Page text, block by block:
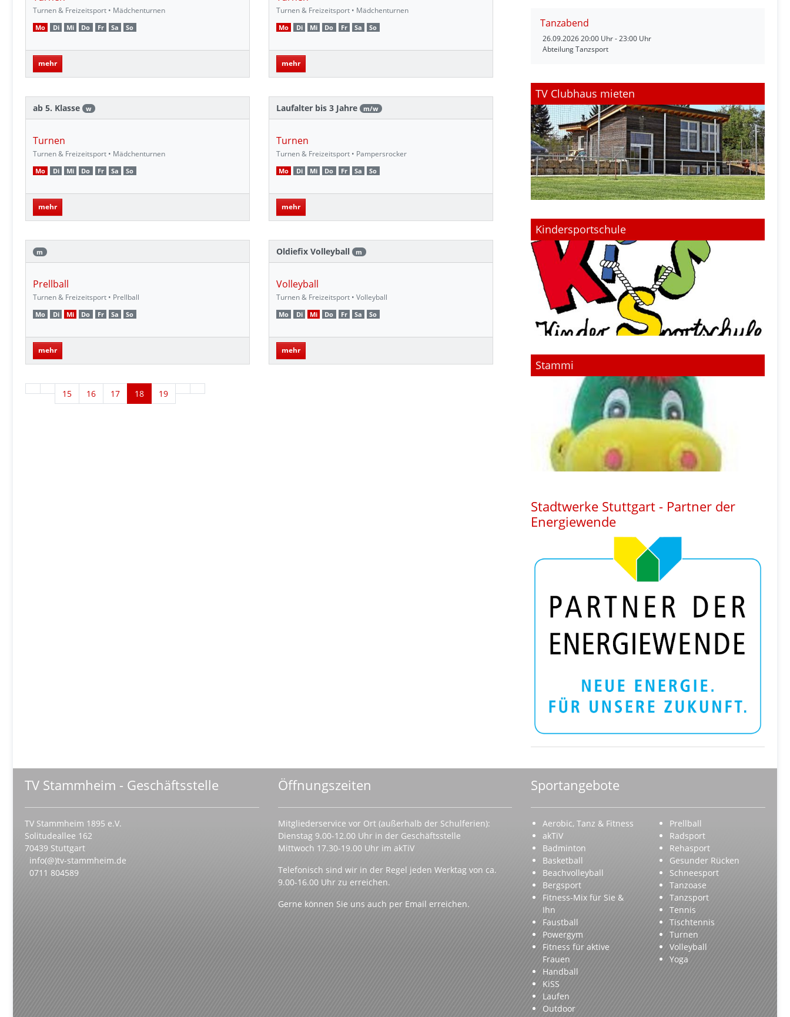
Turnen & Freizeitsport • Mädchenturnen
Mo Di Mi Do Fr Sa So
mehr
Turnen & Freizeitsport • Mädchenturnen
Mo Di Mi Do Fr Sa So
mehr
ab 5. Klasse w
Turnen
Turnen & Freizeitsport • Mädchenturnen
Mo Di Mi Do Fr Sa So
mehr
Laufalter bis 3 Jahre m/w
Turnen
Turnen & Freizeitsport • Pampersrocker
Mo Di Mi Do Fr Sa So
mehr
m
Prellball
Turnen & Freizeitsport • Prellball
Mo Di Mi Do Fr Sa So
mehr
Oldiefix Volleyball m
Volleyball
Turnen & Freizeitsport • Volleyball
Mo Di Mi Do Fr Sa So
mehr
15 16 17 18 19
Tanzabend
26.09.202620:00 Uhr - 23:00 Uhr
Abteilung Tanzsport
TV Clubhaus mieten
Kindersportschule
Stammi
Stadtwerke Stuttgart - Partner der
Energiewende
TV Stammheim - Geschäftsstelle
TV Stammheim 1895 e.V.
Solitudeallee 162
70439 Stuttgart
info(@)tv-stammheim.de
0711 804589
Öffnungszeiten
Mitgliederservice vor Ort (außerhalb der Schulferien):
Dienstag 9.00-12.00 Uhr in der Geschäftsstelle
Mittwoch 17.30-19.00 Uhr im akTiV
Telefonisch sind wir in der Regel jeden Werktag von ca.
9.00-16.00 Uhr zu erreichen.
Gerne können Sie uns auch per Email erreichen.
Sportangebote
Aerobic, Tanz & Fitness
akTiV
Badminton
Basketball
Beachvolleyball
Bergsport
Fitness-Mix für Sie &
Ihn
Faustball
Powergym
Fitness für aktive
Frauen
Handball
KiSS
Laufen
Outdoor
Prellball
Radsport
Rehasport
Gesunder Rücken
Schneesport
Tanzoase
Tanzsport
Tennis
Tischtennis
Turnen
Volleyball
Yoga